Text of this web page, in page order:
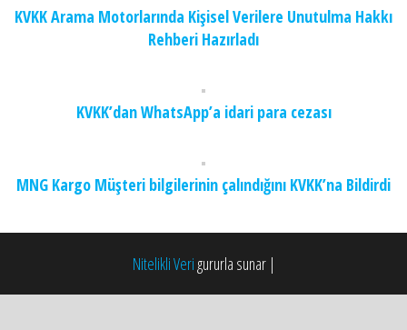
KVKK Arama Motorlarında Kişisel Verilere Unutulma Hakkı
Rehberi Hazırladı
KVKK’dan WhatsApp’a idari para cezası
MNG Kargo Müşteri bilgilerinin çalındığını KVKK’na Bildirdi
Nitelikli Verigururla sunar |